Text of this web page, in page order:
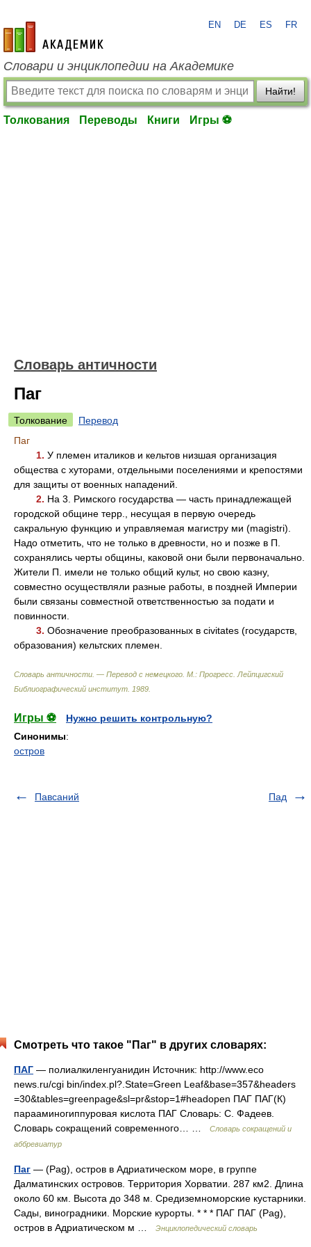
academic.ru
EN DE ES FR
Словари и энциклопедии на Академике
Найти!
Толкования Переводы Книги Игры ⚽
Словарь античности
Паг
Толкование
Перевод
Паг
1. У племен италиков и кельтов низшая организация
общества с хуторами, отдельными поселениями и крепостями
для защиты от военных нападений.
2. На 3. Римского государства — часть принадлежащей
городской общине терр., несущая в первую очередь
сакральную функцию и управляемая магистру ми (magistri).
Надо отметить, что не только в древности, но и позже в П.
сохранялись черты общины, каковой они были первоначально.
Жители П. имели не только общий культ, но свою казну,
совместно осуществляли разные работы, в поздней Империи
были связаны совместной ответственностью за подати и
повинности.
3. Обозначение преобразованных в civitates (государств,
образования) кельтских племен.
Словарь античности. — Перевод с немецкого. М.: Прогресс Лейпцигский
Библиографический институт 1989
Игры ⚽
Нужно решить контрольную?
Синонимы:
остров
Павсаний Пад
Смотреть что такое "Паг" в других словарях:
ПАГ — полиалкиленгуанидин Источник: http://www.eco
news.ru/cgi bin/index.pl?.State=Green Leaf&base=357&headers
=30&tables=greenpage&sl=pr&stop=1#headopen ПАГ ПАГ(К)
парааминогиппуровая кислота ПАГ Словарь: С. Фадеев.
Словарь сокращений современного… …
Словарь сокращений и
аббревиатур
Паг — (Pag), остров в Адриатическом море, в группе
Далматинских островов. Территория Хорватии. 287 км2. Длина
около 60 км. Высота до 348 м. Средиземноморские кустарники.
Сады, виноградники. Морские курорты. * * * ПАГ ПАГ (Pag),
остров в Адриатическом м …
Энциклопедический словарь